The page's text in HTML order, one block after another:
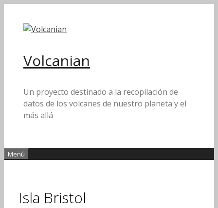
contenido
Volcanian
Un proyecto destinado a la recopilación de
datos de los volcanes de nuestro planeta y el
más allá
Menú
Isla Bristol